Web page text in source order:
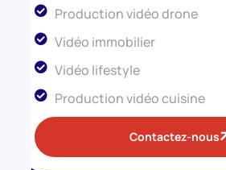
Production vidéo drone
Vidéo immobilier
Vidéo lifestyle
Production vidéo cuisine
Contactez-nous